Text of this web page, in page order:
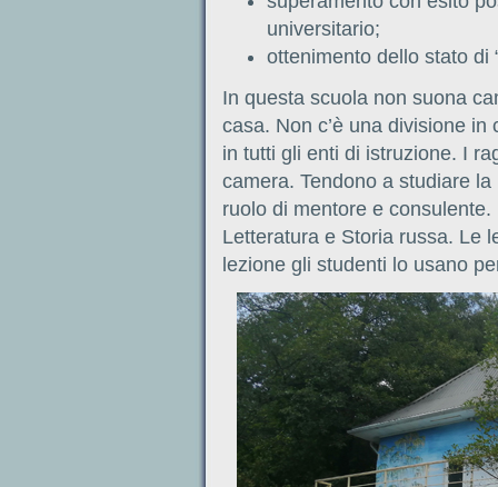
universitario;
ottenimento dello stato di
In questa scuola non suona
casa. Non c’è una divisione
in tutti gli enti di istruzione. I
camera. Tendono a studiare
ruolo di mentore e
Letteratura e Storia russa. Le
lezione gli studenti lo usano